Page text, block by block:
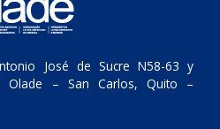
José de Sucre N58-63 y
Olade – San Carlos, Quito –